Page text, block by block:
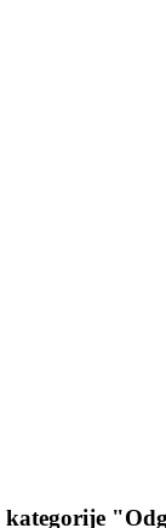
kategorije